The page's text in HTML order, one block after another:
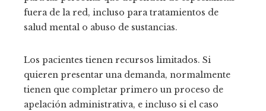
fuera de la red, incluso para tratamientos de
salud mental o abuso de sustancias.
Los pacientes tienen recursos limitados. Si
quieren presentar una demanda, normalmente
tienen que completar primero un proceso de
apelación administrativa, e incluso si el caso